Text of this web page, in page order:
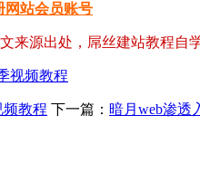
网站会员账号
来源出处，屌丝建站教程自
视频教程
频教程 下一篇： 暗月web渗透